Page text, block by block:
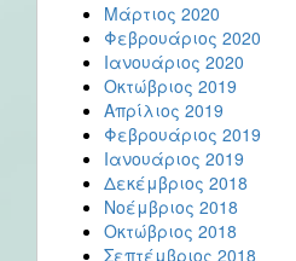
Μάρτιος 2020
Φεβρουάριος 2020
Ιανουάριος 2020
Οκτώβριος 2019
Απρίλιος 2019
Φεβρουάριος 2019
Ιανουάριος 2019
Δεκέμβριος 2018
Νοέμβριος 2018
Οκτώβριος 2018
Σεπτέμβριος 2018